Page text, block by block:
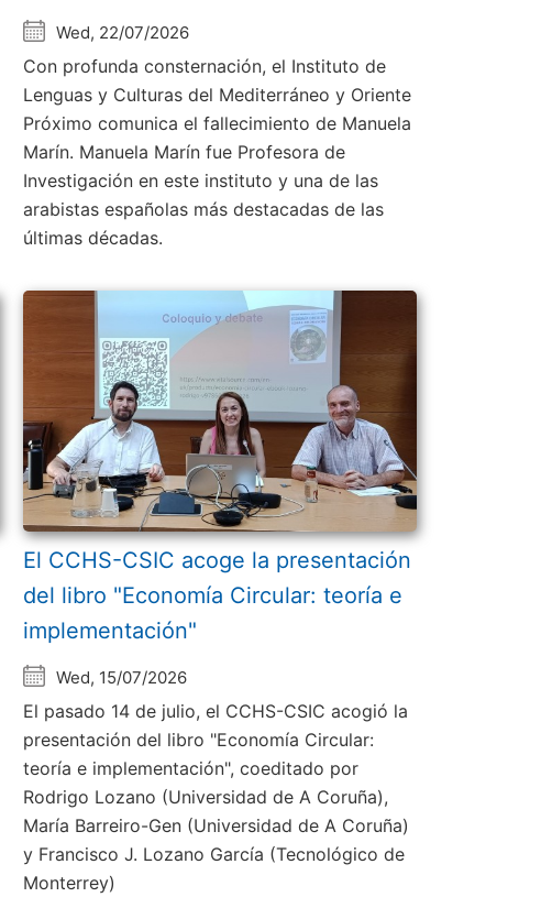
Wed, 22/07/2026
Con profunda consternación, el Instituto de
Lenguas y Culturas del Mediterráneo y Oriente
Próximo comunica el fallecimiento de Manuela
Marín. Manuela Marín fue Profesora de
Investigación en este instituto y una de las
arabistas españolas más destacadas de las
últimas décadas.
El CCHS-CSIC acoge la presentación
del libro "Economía Circular: teoría e
implementación"
Wed, 15/07/2026
El pasado 14 de julio, el CCHS-CSIC acogió la
presentación del libro "Economía Circular:
teoría e implementación", coeditado por
Rodrigo Lozano (Universidad de A Coruña),
María Barreiro-Gen (Universidad de A Coruña)
y Francisco J. Lozano García (Tecnológico de
Monterrey)